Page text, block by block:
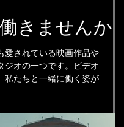
きませんか
愛されている映画作品や
ジオの一つです。ビデオ
私たちと一緒に働く姿が